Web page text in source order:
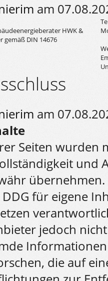
am
HWK &
gemäß DIN 14676
am
Seiten wurden
DDG für eigene
jedoch
die auf